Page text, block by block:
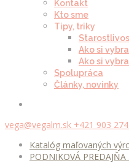
Kontakt
Kto sme
Tipy, triky
Ako si
Ako si
Spolupráca
Články, novinky
vega@vegalm.sk +421 903
Katalóg maľovaných
PODNIKOVÁ